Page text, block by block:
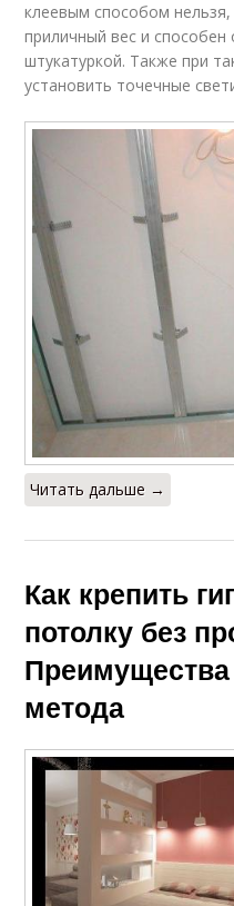
клеевым способом
приличный вес и способен
штукатуркой. Также при
установить точечные
Читать дальше →
Как крепить
потолку без
Преимущества
метода